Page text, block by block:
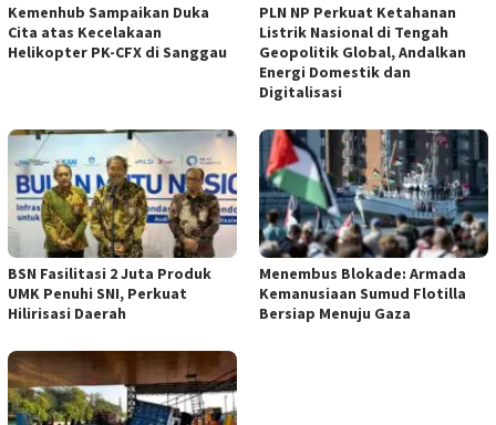
Kemenhub Sampaikan Duka
Cita atas Kecelakaan
Helikopter PK-CFX di Sanggau
PLN NP Perkuat Ketahanan
Listrik Nasional di Tengah
Geopolitik Global, Andalkan
Energi Domestik dan
Digitalisasi
BSN Fasilitasi 2 Juta Produk
UMK Penuhi SNI, Perkuat
Hilirisasi Daerah
Menembus Blokade: Armada
Kemanusiaan Sumud Flotilla
Bersiap Menuju Gaza